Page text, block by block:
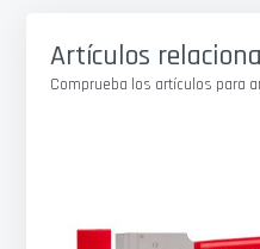
imágenes
Artículos
Comprueba los artículos para